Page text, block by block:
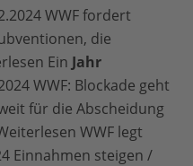
WWF fordert
die
Ein Jahr
WWF: Blockade geht
für die Abscheidung
WWF legt
Einnahmen steigen /